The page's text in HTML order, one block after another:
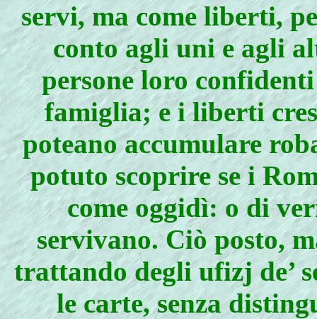
servi, ma come liberti,
conto agli uni e agli
persone loro
famiglia; e i liberti
poteano accumulare
potuto scoprire se i
come oggidì: o di
servivano. Ciò posto,
trattando degli ufizj de’
le carte, senza